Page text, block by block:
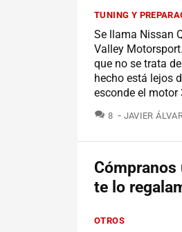
TUNING Y
Se llama Nissan
Valley
que no se trata
hecho está lejos
esconde el motor
8 COMENTARIOS
JAVIER
te lo
OTROS